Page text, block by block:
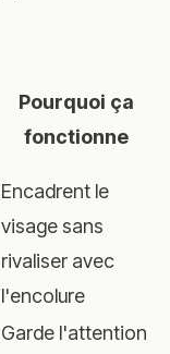
Pourquoi ça
fonctionne
Encadrent le
visage sans
rivaliser avec
l'encolure
Garde l'attention